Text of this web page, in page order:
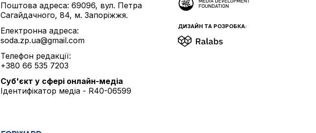
Поштова адреса: 69096, вул. Петра
Сагайдачного, 84, м. Запоріжжя.
Електронна адреса:
soda.zp.ua@gmail.com
Телефон редакції:
+380 66 535 7203
Cуб'єкт у сфері онлайн-медіа
Ідентифікатор медіа - R40-06599
ДИЗАЙН ТА РОЗРОБКА: